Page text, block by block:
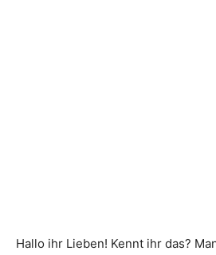
Hallo ihr Lieben! Kennt ihr das?